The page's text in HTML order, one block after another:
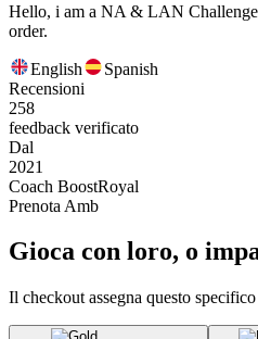
Hello, i am a NA & LAN
order.
English
Spanish
Recensioni
258
feedback verificato
Dal
2021
Coach BoostRoyal
Prenota Amb
Gioca con loro, o
Il checkout assegna questo